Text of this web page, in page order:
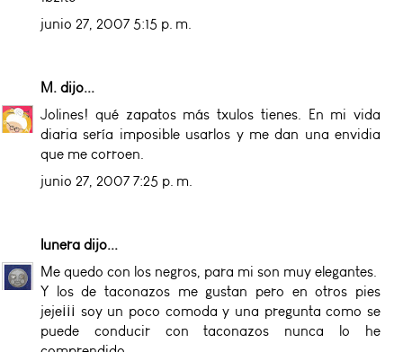
junio 27, 2007 5:15 p. m.
M. dijo...
Jolines! qué zapatos más txulos tienes. En mi vida
diaria sería imposible usarlos y me dan una envidia
que me corroen.
junio 27, 2007 7:25 p. m.
lunera dijo...
Me quedo con los negros, para mi son muy elegantes.
Y los de taconazos me gustan pero en otros pies
jeje¡¡¡ soy un poco comoda y una pregunta como se
puede conducir con taconazos nunca lo he